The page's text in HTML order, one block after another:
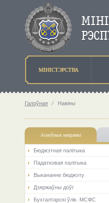
МIНIСТЭРСТВА
Галоўная ⁄ Навіны
Асноўныя напрамкi
Бюджэтная палiтыка
Падатковая палітыка
Выкананне бюджэту
Дзяржаўны доўг
Бухгалтарскі ўлік. МСФС